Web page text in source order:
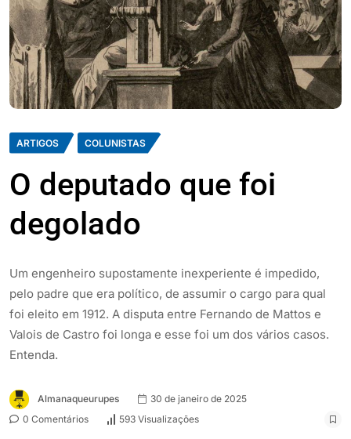
ARTIGOS COLUNISTAS
O deputado que foi
degolado
Um engenheiro supostamente inexperiente é impedido,
pelo padre que era político, de assumir o cargo para qual
foi eleito em 1912. A disputa entre Fernando de Mattos e
Valois de Castro foi longa e esse foi um dos vários casos.
Entenda.
Almanaqueurupes
30 de janeiro de 2025
0 Comentários
593 Visualizações